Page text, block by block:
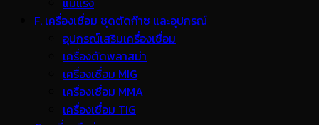
F. เครื่องเชื่อม ชุดตัดก๊าซ และอุปกรณ์
อุปกรณ์เสริมเครื่องเชื่อม
เครื่องตัดพลาสม่า
เครื่องเชื่อม MIG
เครื่องเชื่อม MMA
เครื่องเชื่อม TIG